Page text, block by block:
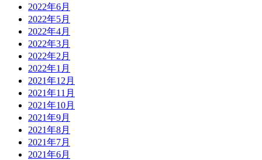
2022年6月
2022年5月
2022年4月
2022年3月
2022年2月
2022年1月
2021年12月
2021年11月
2021年10月
2021年9月
2021年8月
2021年7月
2021年6月